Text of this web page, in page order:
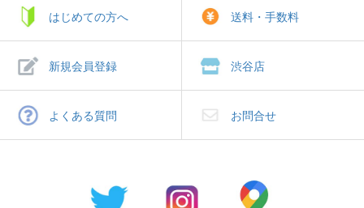
はじめての方へ 送料・手数料
新規会員登録 渋谷店
よくある質問 お問合せ